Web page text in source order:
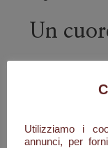
Un
patchouli e i
creando una
Utilizziamo i
annunci, per